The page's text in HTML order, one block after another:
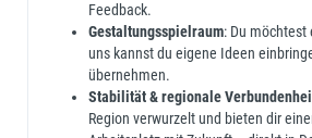
Feedback.
Gestaltungsspielraum: Du möchtest
uns kannst du eigene Ideen
übernehmen.
Stabilität & regionale
Region verwurzelt und bieten dir